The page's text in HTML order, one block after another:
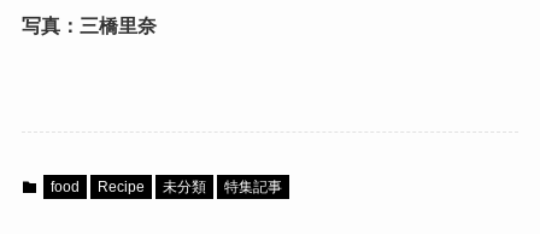
写真：三橋里奈
food Recipe 未分類 特集記事